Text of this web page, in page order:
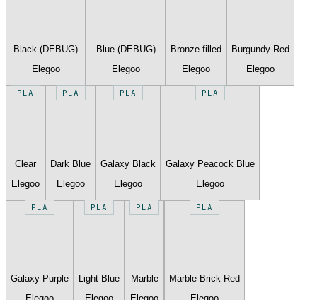
Black (DEBUG)
Elegoo
Blue (DEBUG)
Elegoo
Bronze filled
Elegoo
Burgundy Red
Elegoo
PLA
Clear
Elegoo
PLA
Dark Blue
Elegoo
PLA
Galaxy Black
Elegoo
PLA
Galaxy Peacock Blue
Elegoo
PLA
Galaxy Purple
PLA
Light Blue
PLA
Marble
PLA
Marble Brick Red